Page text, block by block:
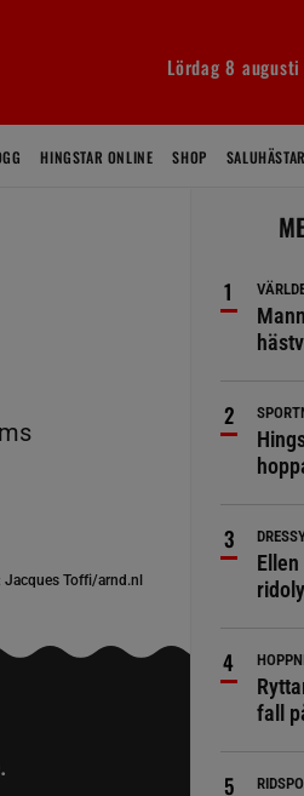
Lördag 8 augusti
HINGSTAR ONLINE SHOP SALUHÄSTAR
Jacques Toffi/arnd.nl
fall